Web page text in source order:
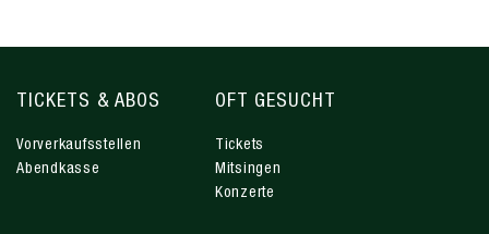
TICKETS & ABOS
Vorverkaufsstellen
Abendkasse
OFT GESUCHT
Tickets
Mitsingen
Konzerte